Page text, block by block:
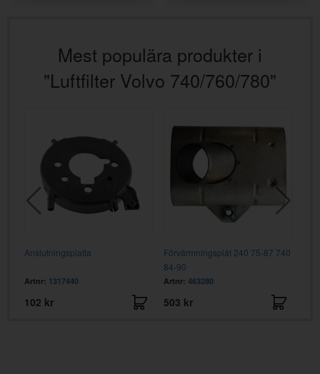
Mest populära produkter i
"Luftfilter Volvo 740/760/780"
Anslutningsplatta
Artnr: 1317440
102 kr
Förvärmningsplåt 240 75-87 740
84-90
Artnr: 463280
503 kr